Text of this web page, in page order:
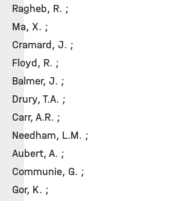
Ragheb, R. ;
Ma, X. ;
Cramard, J. ;
Floyd, R. ;
Balmer, J. ;
Drury, T.A. ;
Carr, A.R. ;
Needham, L.M. ;
Aubert, A. ;
Communie, G. ;
Gor, K. ;